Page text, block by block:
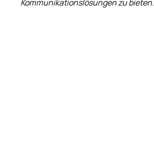
Kommunikationslösungen zu bieten.